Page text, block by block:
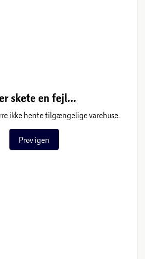
skete en fejl...
ikke hente tilgængelige varehuse.
Prøv igen